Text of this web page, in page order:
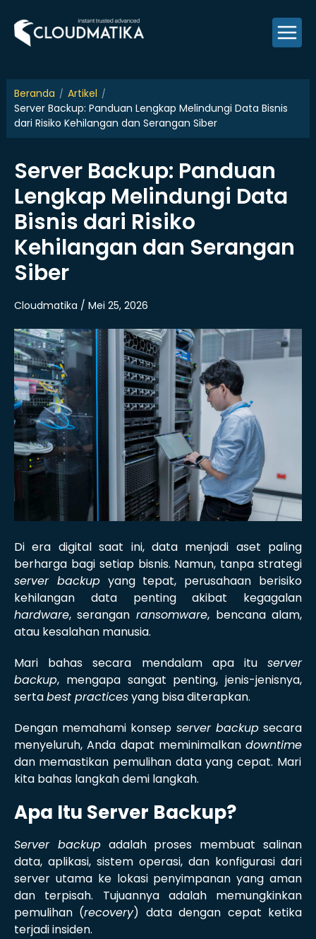
content
Beranda
Artikel
Server Backup: Panduan Lengkap Melindungi Data Bisnis
dari Risiko Kehilangan dan Serangan Siber
Server Backup: Panduan
Lengkap Melindungi Data
Bisnis dari Risiko
Kehilangan dan Serangan
Siber
Cloudmatika / Mei 25, 2026
Di era digital saat ini, data menjadi aset paling
berharga bagi setiap bisnis. Namun, tanpa strategi
server backupyang tepat, perusahaan berisiko
kehilangan data penting akibat kegagalan
hardware, serangan ransomware, bencana alam,
atau kesalahan manusia.
Mari bahas secara mendalam apa ituserver
backup, mengapa sangat penting, jenis-jenisnya,
sertabest practicesyang bisa diterapkan.
Dengan memahami konsep server backup secara
menyeluruh, Anda dapat meminimalkandowntime
dan memastikan pemulihan data yang cepat. Mari
kita bahas langkah demi langkah.
Apa Itu Server Backup?
Server backupadalah proses membuat salinan
data, aplikasi, sistem operasi, dan konfigurasi dari
server utama ke lokasi penyimpanan yang aman
dan terpisah. Tujuannya adalah memungkinkan
pemulihan (recovery) data dengan cepat ketika
terjadi insiden.